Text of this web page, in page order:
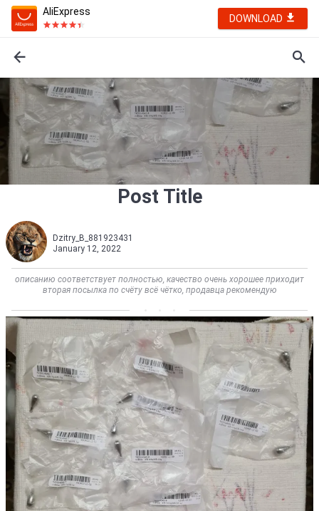
AliExpress
DOWNLOAD
Post Title
Dzitry_B_881923431
January 12, 2022
описанию соответствует полностью, качество очень хорошее приходит
вторая посылка по счёту всё чётко, продавца рекомендую